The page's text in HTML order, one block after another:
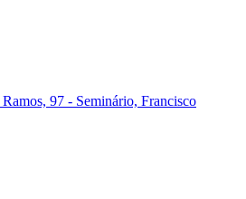
97 - Seminário, Francisco